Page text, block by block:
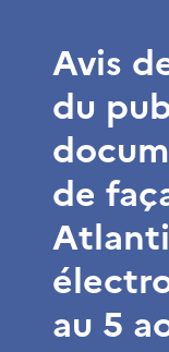
Avis
du
de
au 5